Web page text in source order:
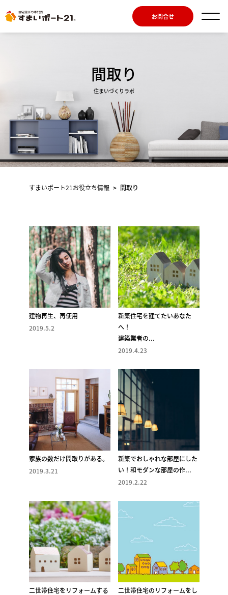
お問合せ
間取り
住まいづくりラボ
すまいポート21お役⽴ち情報 > 間取り
建物再生、再使用
2019.5.2
新築住宅を建てたいあなた
へ！
建築業者の...
2019.4.23
家族の数だけ間取りがある。
2019.3.21
新築でおしゃれな部屋にした
い！和モダンな部屋の作...
2019.2.22
二世帯住宅をリフォームする
二世帯住宅のリフォームをし